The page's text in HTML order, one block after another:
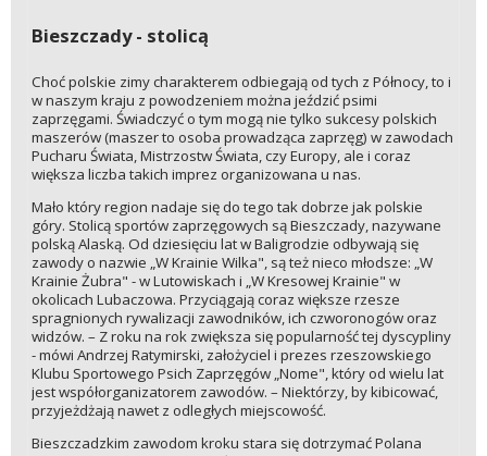
Bieszczady - stolicą
Choć polskie zimy charakterem odbiegają od tych z Północy, to i
w naszym kraju z powodzeniem można jeździć psimi
zaprzęgami. Świadczyć o tym mogą nie tylko sukcesy polskich
maszerów (maszer to osoba prowadząca zaprzęg) w zawodach
Pucharu Świata, Mistrzostw Świata, czy Europy, ale i coraz
większa liczba takich imprez organizowana u nas.
Mało który region nadaje się do tego tak dobrze jak polskie
góry. Stolicą sportów zaprzęgowych są Bieszczady, nazywane
polską Alaską. Od dziesięciu lat w Baligrodzie odbywają się
zawody o nazwie „W Krainie Wilka", są też nieco młodsze: „W
Krainie Żubra" - w Lutowiskach i „W Kresowej Krainie" w
okolicach Lubaczowa. Przyciągają coraz większe rzesze
spragnionych rywalizacji zawodników, ich czworonogów oraz
widzów. – Z roku na rok zwiększa się popularność tej dyscypliny
- mówi Andrzej Ratymirski, założyciel i prezes rzeszowskiego
Klubu Sportowego Psich Zaprzęgów „Nome", który od wielu lat
jest współorganizatorem zawodów. – Niektórzy, by kibicować,
przyjeżdżają nawet z odległych miejscowość.
Bieszczadzkim zawodom kroku stara się dotrzymać Polana